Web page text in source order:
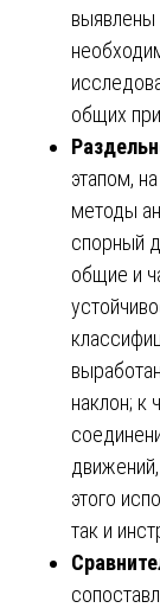
выявлены
общих
этапом,
методы
спорный
общие и
наклон; к
этого
так и